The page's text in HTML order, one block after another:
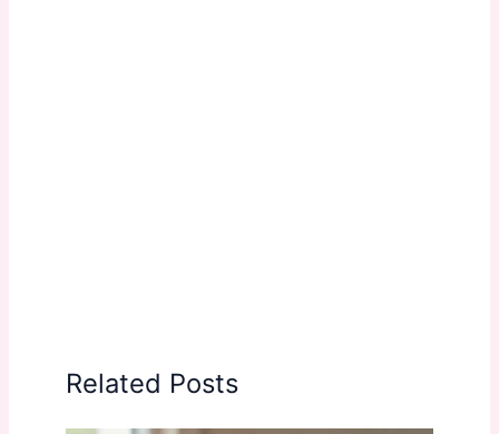
Related Posts